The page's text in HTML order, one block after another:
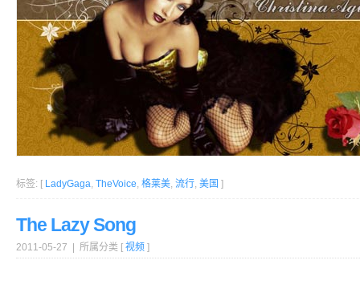
标签: [ LadyGaga, TheVoice, 格莱美, 流行, 美国 ]
The Lazy Song
2011-05-27 | 所属分类 [ 视频 ]